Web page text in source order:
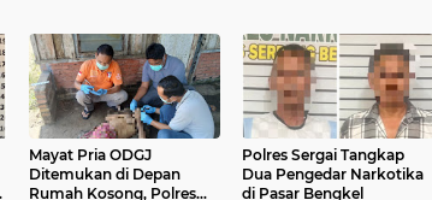
Mayat Pria ODGJ
Ditemukan di Depan
Rumah Kosong, Polres
Polres Sergai Tangkap
Dua Pengedar Narkotika
di Pasar Bengkel